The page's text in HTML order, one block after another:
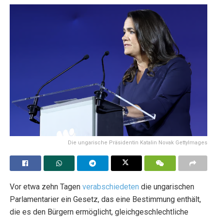
Die ungarische Präsidentin Katalin Novak GettyImages
Vor etwa zehn Tagen verabschiedeten die ungarischen
Parlamentarier ein Gesetz, das eine Bestimmung enthält,
die es den Bürgern ermöglicht, gleichgeschlechtliche